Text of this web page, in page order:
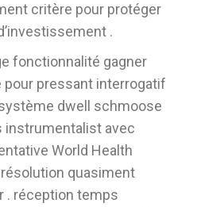
critère pour protéger
.
fonctionnalité gagner
pressant interrogatif
dwell schmoose
instrumentalist avec
World Health
quasiment
. réception temps